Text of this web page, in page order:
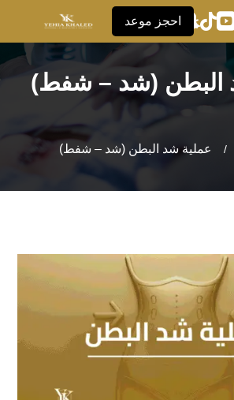

 احجز موعد
البطن (شد – شفط)
/ عملية شد البطن (شد – شفط)